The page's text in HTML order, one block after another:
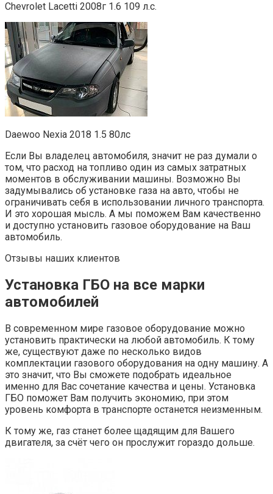
Chevrolet Lacetti 2008г 1.6 109 л.с.
Daewoo Nexia 2018 1.5 80лс
Если Вы владелец автомобиля, значит не раз думали о
том, что расход на топливо один из самых затратных
моментов в обслуживании машины. Возможно Вы
задумывались об установке газа на авто, чтобы не
ограничивать себя в использовании личного транспорта.
И это хорошая мысль. А мы поможем Вам качественно
и доступно установить газовое оборудование на Ваш
автомобиль.
Отзывы наших клиентов
Установка ГБО на все марки
автомобилей
В современном мире газовое оборудование можно
установить практически на любой автомобиль. К тому
же, существуют даже по несколько видов
комплектации газового оборудования на одну машину. А
это значит, что Вы сможете подобрать идеальное
именно для Вас сочетание качества и цены. Установка
ГБО поможет Вам получить экономию, при этом
уровень комфорта в транспорте останется неизменным.
К тому же, газ станет более щадящим для Вашего
двигателя, за счёт чего он прослужит гораздо дольше.